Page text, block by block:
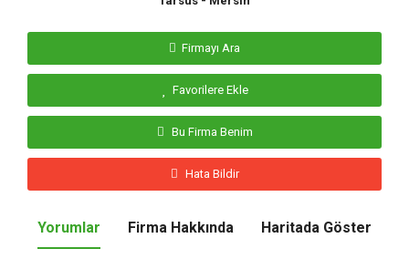
Firmayı Ara
Favorilere Ekle
Bu Firma Benim
Hata Bildir
Yorumlar Firma Hakkında Haritada Göster